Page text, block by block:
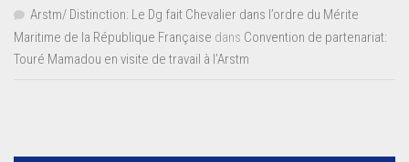
Arstm/ Distinction: Le Dg fait Chevalier dans l’ordre du Mérite
Maritime de la République Française dans Convention de partenariat:
Touré Mamadou en visite de travail à l’Arstm